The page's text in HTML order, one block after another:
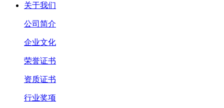
关于我们
公司简介
企业文化
荣誉证书
资质证书
行业奖项